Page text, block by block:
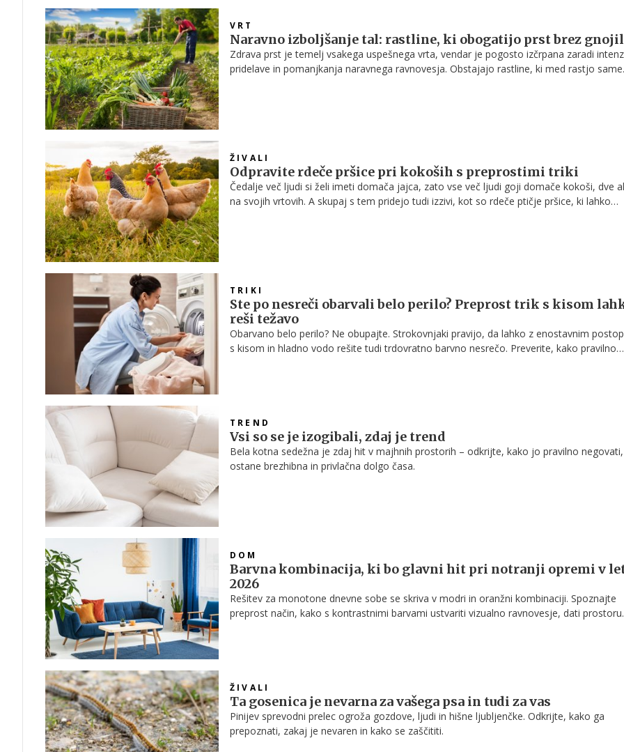
VRT
Naravno izboljšanje tal: rastline, ki obogatijo prst brez gnojil
Zdrava prst je temelj vsakega uspešnega vrta, vendar je pogosto izčrpana zaradi
pridelave in pomanjkanja naravnega ravnovesja. Obstajajo rastline, ki med rastjo same
ŽIVALI
Odpravite rdeče pršice pri kokoših s preprostimi triki
Čedalje več ljudi si želi imeti domača jajca, zato vse več ljudi goji domače kokoši, dve
na svojih vrtovih. A skupaj s tem pridejo tudi izzivi, kot so rdeče ptičje pršice, ki lahko
TRIKI
Ste po nesreči obarvali belo perilo? Preprost trik s kisom
reši težavo
Obarvano belo perilo? Ne obupajte. Strokovnjaki pravijo, da lahko z enostavnim
s kisom in hladno vodo rešite tudi trdovratno barvno nesrečo. Preverite, kako pravilno
TREND
Vsi so se je izogibali, zdaj je trend
Bela kotna sedežna je zdaj hit v majhnih prostorih – odkrijte, kako jo pravilno
ostane brezhibna in privlačna dolgo časa.
DOM
Barvna kombinacija, ki bo glavni hit pri notranji opremi v
2026
Rešitev za monotone dnevne sobe se skriva v modri in oranžni kombinaciji. Spoznajte
preprost način, kako s kontrastnimi barvami ustvariti vizualno ravnovesje, dati prostoru
ŽIVALI
Ta gosenica je nevarna za vašega psa in tudi za vas
Pinijev sprevodni prelec ogroža gozdove, ljudi in hišne ljubljenčke. Odkrijte, kako ga
prepoznati, zakaj je nevaren in kako se zaščititi.